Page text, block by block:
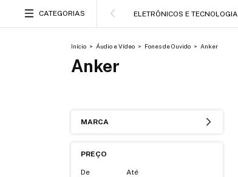
CATEGORIAS ELETRÔNICOS E TECNOLOGIA
Início > Áudio e Vídeo > Fones de Ouvido > Anker
Anker
MARCA
PREÇO
De Até